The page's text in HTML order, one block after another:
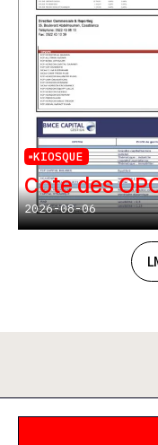
KIOSQUE
Cote des
2026-08-06